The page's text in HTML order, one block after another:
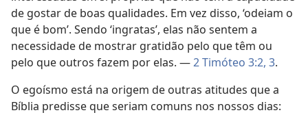
de gostar de boas qualidades. Em vez disso, ‘odeiam o
que é bom’. Sendo ‘ingratas’, elas não sentem a
necessidade de mostrar gratidão pelo que têm ou
pelo que outros fazem por elas. —2 Timóteo 3:2, 3.
O egoísmo está na origem de outras atitudes que a
Bíblia predisse que seriam comuns nos nossos dias: